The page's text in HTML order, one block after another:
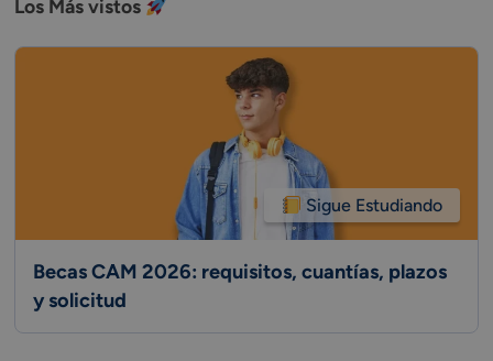
Los Más vistos
Sigue Estudiando
Becas CAM 2026: requisitos, cuantías, plazos
y solicitud